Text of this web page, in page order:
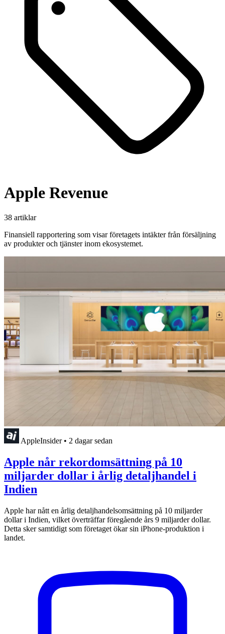
Apple Revenue
38 artiklar
Finansiell rapportering som visar företagets intäkter från försäljning
av produkter och tjänster inom ekosystemet.
AppleInsider • 2 dagar sedan
Apple når rekordomsättning på 10
miljarder dollar i årlig detaljhandel i
Indien
Apple har nått en årlig detaljhandelsomsättning på 10 miljarder
dollar i Indien, vilket överträffar föregående års 9 miljarder dollar.
Detta sker samtidigt som företaget ökar sin iPhone-produktion i
landet.